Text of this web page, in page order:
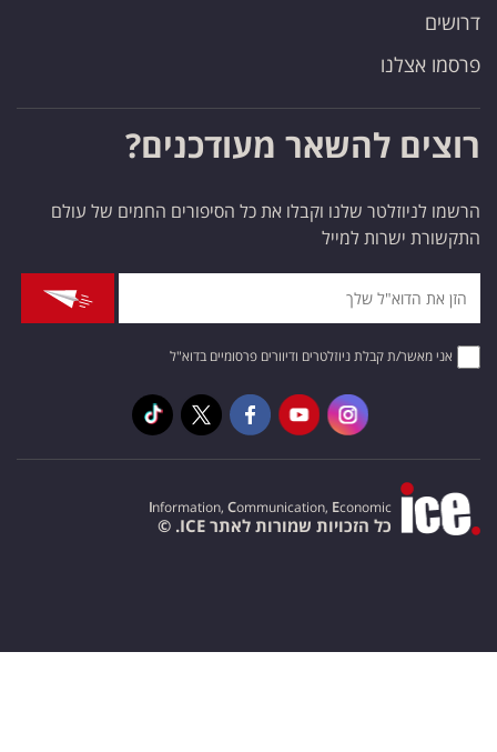
דרושים
פרסמו אצלנו
רוצים להשאר מעודכנים?
הרשמו לניוזלטר שלנו וקבלו את כל הסיפורים החמים של עולם
התקשורת ישרות למייל
אני מאשר/ת קבלת ניוזלטרים ודיוורים פרסומיים בדוא"ל
Information, Communication, Economic
כל הזכויות שמורות לאתר ICE. ©